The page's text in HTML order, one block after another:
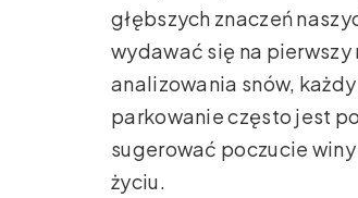
głębszych znaczeń
wydawać się na
analizowania snów,
parkowanie często jest
sugerować poczucie
życiu.